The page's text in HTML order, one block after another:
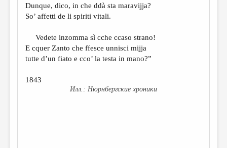
Dunque, dico, in che ddà sta maravijja?
So’ affetti de li spiriti vitali.
Vedete inzomma sì cche ccaso strano!
E cquer Zanto che ffesce unnisci mijja
tutte d’un fiato e cco’ la testa in mano?”
1843
Нюрнбергские хроники